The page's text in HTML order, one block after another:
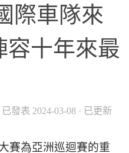
際車隊來
容十年來最
已發表 2024-03-08 · 已更新
賽為亞洲巡迴賽的重